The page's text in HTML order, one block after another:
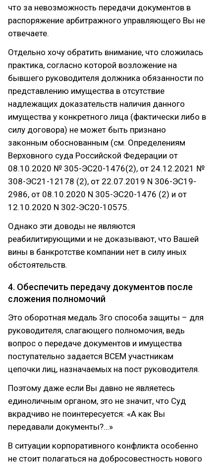
что за невозможность передачи документов в
распоряжение арбитражного управляющего Вы не
отвечаете.
Отдельно хочу обратить внимание, что сложилась
практика, согласно которой возложение на
бывшего руководителя должника обязанности по
представлению имущества в отсутствие
надлежащих доказательств наличия данного
имущества у конкретного лица (фактически либо в
силу договора) не может быть признано
законным обоснованным (см. Определениям
Верховного суда Российской Федерации от
08.10.2020 № 305-ЭС20-1476(2), от 24.12.2021 №
308-ЭС21-12178 (2), от 22.07.2019 N 306-ЭС19-
2986, от 08.10.2020 N 305-ЭС20-1476 (2) и от
12.10.2020 N 302-ЭС20-10575.
Однако эти доводы не являются
реабилитирующими и не доказывают, что Вашей
вины в банкротстве компании нет в силу иных
обстоятельств.
4. Обеспечить передачу документов после
сложения полномочий
Это оборотная медаль 3го способа защиты – для
руководителя, слагающего полномочия, ведь
вопрос о передаче документов и имущества
поступательно задается ВСЕМ участникам
цепочки лиц, назначаемых на пост руководителя.
Поэтому даже если Вы давно не являетесь
единоличным органом, это не значит, что Суд
вкрадчиво не поинтересуется: «А как Вы
передавали документы?…»
В ситуации корпоративного конфликта особенно
не стоит полагаться на добросовестность нового